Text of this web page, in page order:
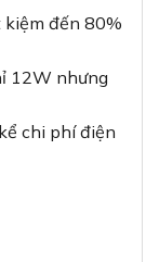
kiệm đến 80%
12W nhưng
chi phí điện